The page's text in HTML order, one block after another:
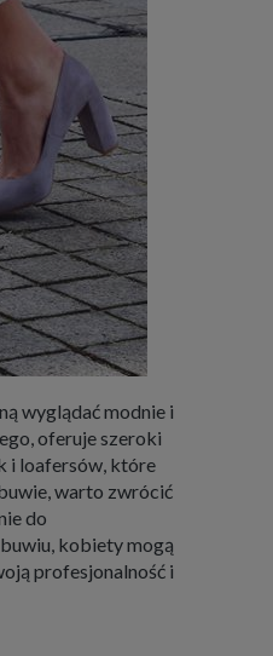
wyglądać modnie i
oferuje szeroki
i loafersów, które
warto zwrócić
do
kobiety mogą
profesjonalność i